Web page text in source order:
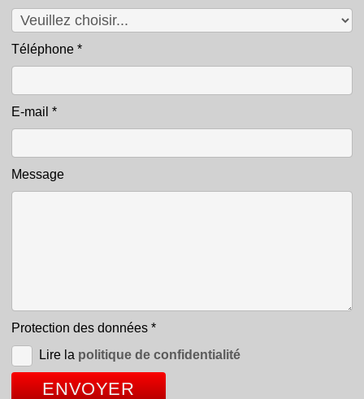
Téléphone *
E-mail *
Message
Protection des données *
Lire la politique de confidentialité